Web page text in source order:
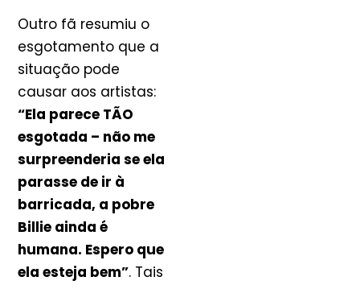
Outro fã resumiu o
esgotamento que a
situação pode
causar aos artistas:
“Ela parece TÃO
esgotada – não me
surpreenderia se ela
parasse de ir à
barricada, a pobre
Billie ainda é
humana. Espero que
ela esteja bem”. Tais